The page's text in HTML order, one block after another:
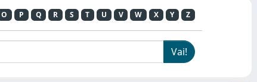
O P Q R S T U V W X Y Z